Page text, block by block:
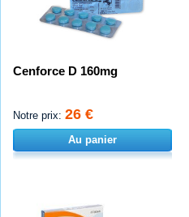
Cenforce D 160mg
Notre prix: 26 €
Au panier